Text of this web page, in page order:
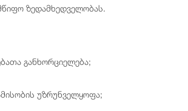
ზედამხედველობას.
განხორციელება;
უზრუნველყოფა;